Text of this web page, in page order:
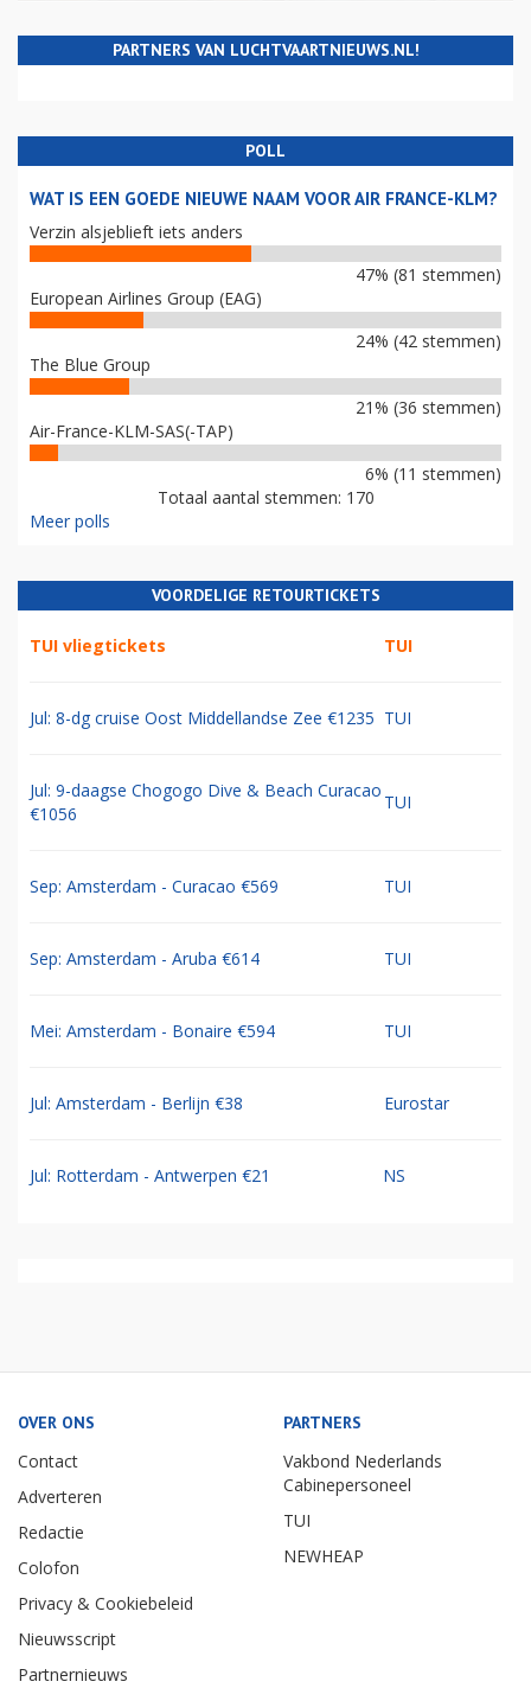
PARTNERS VAN LUCHTVAARTNIEUWS.NL!
POLL
WAT IS EEN GOEDE NIEUWE NAAM VOOR AIR FRANCE-KLM?
Verzin alsjeblieft iets anders
47% (81 stemmen)
European Airlines Group (EAG)
24% (42 stemmen)
The Blue Group
21% (36 stemmen)
Air-France-KLM-SAS(-TAP)
6% (11 stemmen)
Totaal aantal stemmen: 170
Meer polls
VOORDELIGE RETOURTICKETS
TUI vliegtickets TUI
Jul: 8-dg cruise Oost Middellandse Zee €1235 TUI
Jul: 9-daagse Chogogo Dive & Beach Curacao
€1056
TUI
Sep: Amsterdam - Curacao €569 TUI
Sep: Amsterdam - Aruba €614 TUI
Mei: Amsterdam - Bonaire €594 TUI
Jul: Amsterdam - Berlijn €38 Eurostar
Jul: Rotterdam - Antwerpen €21 NS
OVER ONS
Contact
Adverteren
Redactie
Colofon
Privacy & Cookiebeleid
Nieuwsscript
Partnernieuws
PARTNERS
Vakbond Nederlands
Cabinepersoneel
TUI
NEWHEAP